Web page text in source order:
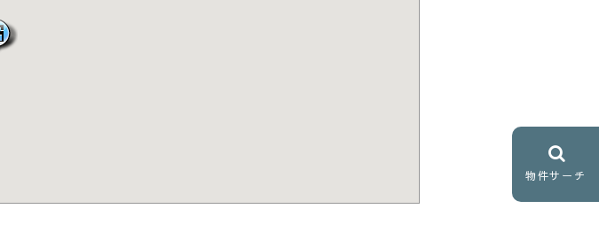
物件サーチ